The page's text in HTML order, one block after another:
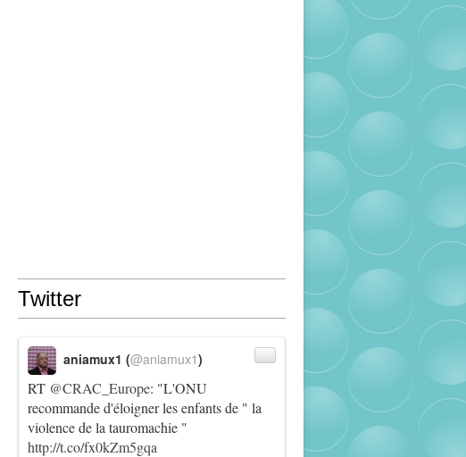
Twitter
RT @CRAC_Europe: "L'ONU
recommande d'éloigner les enfants de " la
violence de la tauromachie "
http://t.co/fx0kZm5gqa
aniamux1 (@aniamux1)